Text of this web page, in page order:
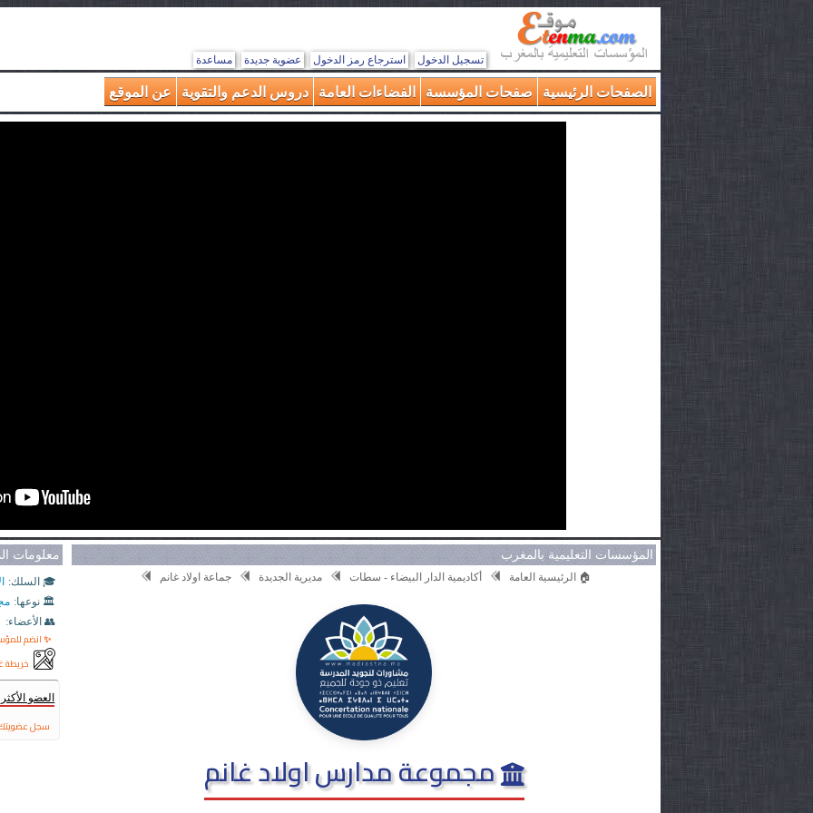
تسجيل الدخول استرجاع رمز الدخول عضوية جديدة مساعدة
الصفحات الرئيسية صفحات المؤسسة الفضاءات العامة دروس الدعم والتقوية عن الموقع
المؤسسات التعليمية بالمغرب
🏠 الرئيسية العامة أكاديمية الدار البيضاء - سطات مديرية الجديدة جماعة اولاد غانم
مجموعة مدارس اولاد غانم
معلومات
🎓 السلك:
🏛️ نوعها:
👥 الأعضاء:
✨ انضم
خريطة
العضو
سجل